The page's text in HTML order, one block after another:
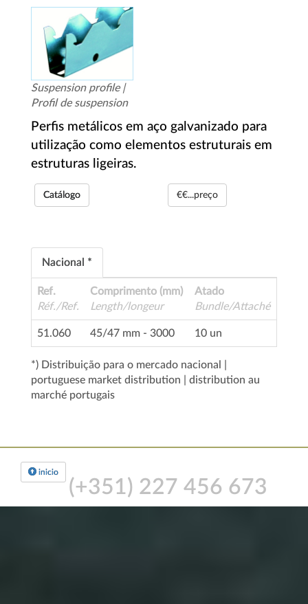
Suspension profile |
Profil de suspension
Perfis metálicos em aço galvanizado para
utilização como elementos estruturais em
estruturas ligeiras.
Catálogo €€...preço
Nacional *
Ref.
Réf./Ref.
Comprimento (mm)
Length/longeur
Atado
Bundle/Attaché
51.060 45/47 mm - 3000 10 un
*) Distribuição para o mercado nacional |
portuguese market distribution | distribution au
marché portugais
inicio
(+351) 227 456 673